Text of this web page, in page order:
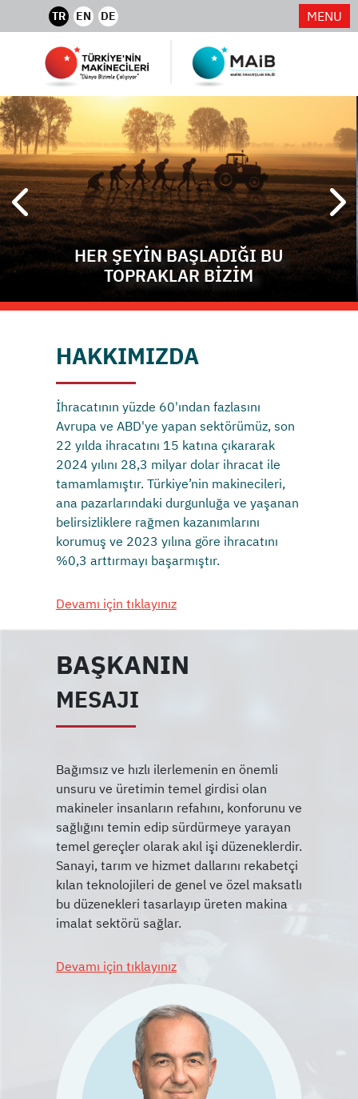
TR EN DE MENU
HER ŞEYİN BAŞLADIĞI BU
TOPRAKLAR BİZİM
HAKKIMIZDA
İhracatının yüzde 60'ından fazlasını
Avrupa ve ABD'ye yapan sektörümüz, son
22 yılda ihracatını 15 katına çıkararak
2024 yılını 28,3 milyar dolar ihracat ile
tamamlamıştır. Türkiye’nin makinecileri,
ana pazarlarındaki durgunluğa ve yaşanan
belirsizliklere rağmen kazanımlarını
korumuş ve 2023 yılına göre ihracatını
%0,3 arttırmayı başarmıştır.
Devamı için tıklayınız
BAŞKANIN
MESAJI
Bağımsız ve hızlı ilerlemenin en önemli
unsuru ve üretimin temel girdisi olan
makineler insanların refahını, konforunu ve
sağlığını temin edip sürdürmeye yarayan
temel gereçler olarak akıl işi düzeneklerdir.
Sanayi, tarım ve hizmet dallarını rekabetçi
kılan teknolojileri de genel ve özel maksatlı
bu düzenekleri tasarlayıp üreten makina
Devamı için tıklayınız